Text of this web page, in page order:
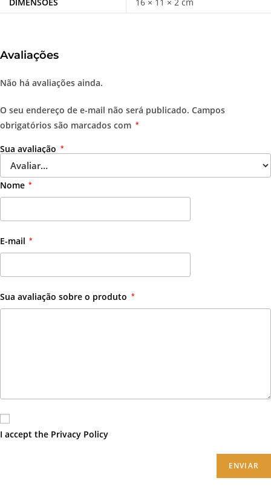
Avaliações
Não há avaliações ainda.
O seu endereço de e-mail não será publicado. Campos
obrigatórios são marcados com *
Sua avaliação *
Nome *
E-mail *
Sua avaliação sobre o produto *
I accept the Privacy Policy
ENVIAR